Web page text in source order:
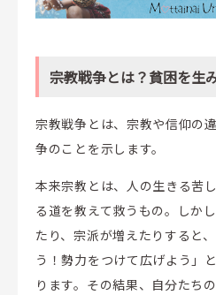
宗教戦争とは？貧困を生
宗教戦争とは、宗教や信仰の
争のことを示します。
本来宗教とは、人の生きる苦
る道を教えて救うもの。しか
たり、宗派が増えたりすると
う！勢力をつけて広げよう」
ります。その結果、自分たち